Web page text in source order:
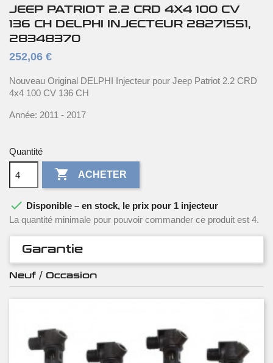
JEEP PATRIOT 2.2 CRD 4X4 100 CV
136 CH DELPHI INJECTEUR 28271551,
28348370
252,06 €
Nouveau Original DELPHI Injecteur pour Jeep Patriot 2.2 CRD
4x4 100 CV 136 CH
Année: 2011 - 2017
Quantité
 ACHETER
 Disponible – en stock, le prix pour 1 injecteur
La quantité minimale pour pouvoir commander ce produit est 4.
Garantie
Neuf / Occasion